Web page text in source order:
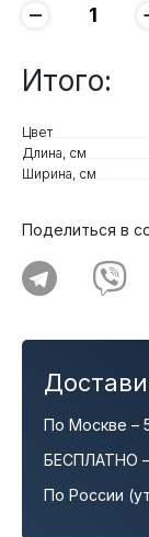
−
Итого:
Цвет
Длина, см
Ширина, см
Поделиться в
По Москве –
БЕСПЛАТНО
По России